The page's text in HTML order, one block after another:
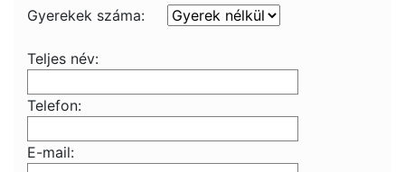
Gyerekek száma:
Teljes név:
Telefon:
E-mail: